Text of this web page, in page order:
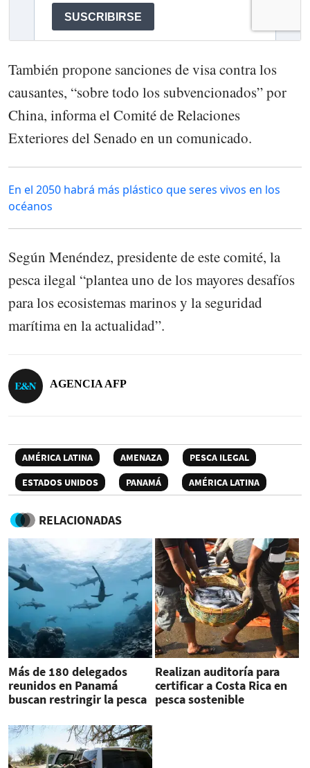
También propone sanciones de visa contra los
causantes, “sobre todo los subvencionados” por
China, informa el Comité de Relaciones
Exteriores del Senado en un comunicado.
En el 2050 habrá más plástico que seres vivos en los
océanos
Según Menéndez, presidente de este comité, la
pesca ilegal “plantea uno de los mayores desafíos
para los ecosistemas marinos y la seguridad
marítima en la actualidad”.
AGENCIA AFP
AMÉRICA LATINA AMENAZA
PESCA ILEGAL
ESTADOS UNIDOS
PANAMÁ AMÉRICA LATINA
RELACIONADAS
Más de 180 delegados
reunidos en Panamá
buscan restringir la pesca
Realizan auditoría para
certificar a Costa Rica en
pesca sostenible